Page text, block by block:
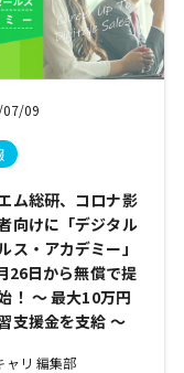
09
ム総研、コロナ影
向けに「デジタル
ス・アカデミー」
26日から無償で提
！ 〜 最大10万円
支援金を支給 〜
ャリ 編集部